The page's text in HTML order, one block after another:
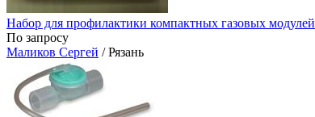
Набор для профилактики компактных газовых
По запросу
Маликов Сергей / Рязань